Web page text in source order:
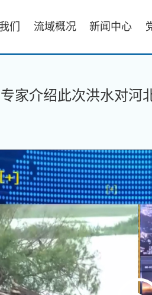
们 流域概况 新闻中心
家介绍此次洪水对河